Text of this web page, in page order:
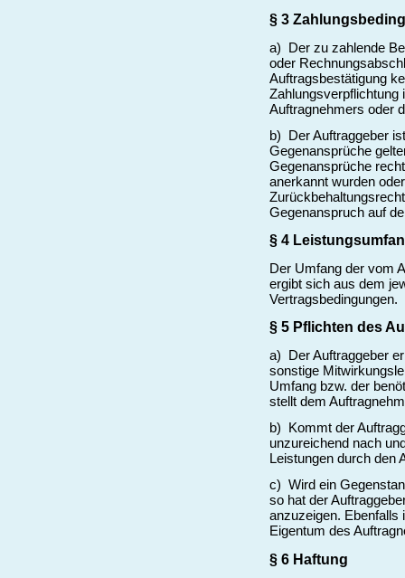
§ 3
a) Der zu zahlende
oder
Auftragsbestätigung
Zahlungsverpflichtung
Auftragnehmers oder
b) Der Auftraggeber
Gegenansprüche
Gegenansprüche
anerkannt wurden
Gegenanspruch auf
§ 4
Der Umfang der vom
ergibt sich aus dem
Vertragsbedingungen.
§ 5 Pflichten des
a) Der Auftraggeber
sonstige
Umfang bzw. der
stellt dem
b) Kommt der
unzureichend nach
Leistungen durch den
c) Wird ein
so hat der
anzuzeigen. Ebenfalls
Eigentum des
§ 6 Haftung